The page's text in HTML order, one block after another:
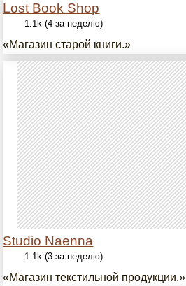
Lost Book Shop
1.1k (4 за неделю)
«Магазин старой книги.»
Studio Naenna
1.1k (3 за неделю)
«Магазин текстильной продукции.»